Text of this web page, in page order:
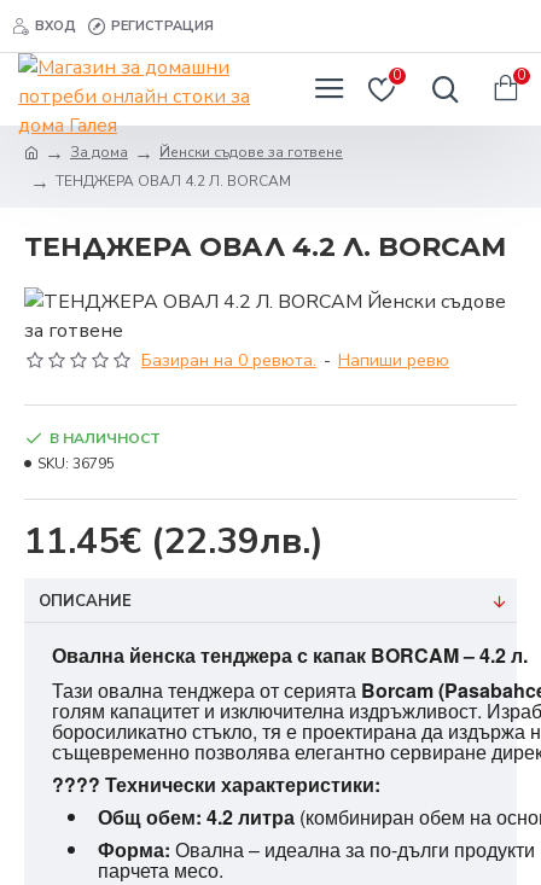
ВХОД РЕГИСТРАЦИЯ
0 0
За дома
Йенски съдове за готвене
ТЕНДЖЕРА ОВАЛ 4.2 Л. BORCAM
ТЕНДЖЕРА ОВАЛ 4.2 Л. BORCAM
Базиран на 0 ревюта. - Напиши ревю
11.45€ (22.39лв.)
В НАЛИЧНОСТ
SKU: 36795
ОПИСАНИЕ
Gemini
каза
Овална йенска тенджера с капак BORCAM – 4.2 л.
Тази овална тенджера от серията Borcam
голям капацитет и изключителна издръжливост.
боросиликатно стъкло, тя е проектирана да издържа
същевременно позволява елегантно сервиране
???? Технически характеристики:
Общ обем: 4.2 литра (комбиниран обем на
Форма: Овална – идеална за по-дълги
парчета месо.